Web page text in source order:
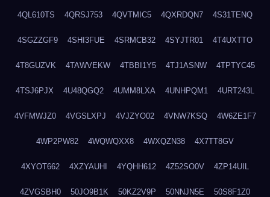
4QL610TS 4QRSJ753 4QVTMIC5 4QXRDQN7 4S31TENQ
4SGZZGF9 4SHI3FUE 4SRMCB32 4SYJTR01 4T4UXTTO
4T8GUZVK 4TAWVEKW 4TBBI1Y5 4TJ1ASNW 4TPTYC45
4TSJ6PJX 4U48QGQ2 4UMM8LXA 4UNHPQM1 4URT243L
4VFMWJZ0 4VGSLXPJ 4VJZYO02 4VNW7KSQ 4W6ZE1F7
4WP2PW82 4WQWQXX8 4WXQZN38 4X7TT8GV
4XYOT662 4XZYAUHI 4YQHH612 4Z52SO0V 4ZP14UIL
4ZVGSBH0 50JO9B1K 50KZ2V9P 50NNJN5E 50S8F1Z0